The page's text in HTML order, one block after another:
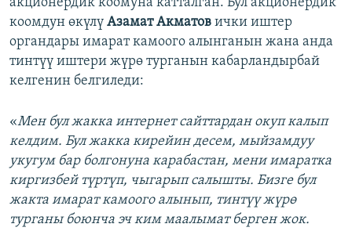
коомдун өкүлү Азамат Акматов ички иштер
органдары имарат камоого алынганын жана анда
тинтүү иштери жүрө турганын кабарландырбай
келгенин белгиледи:
«Мен бул жакка интернет сайттардан окуп калып
келдим. Бул жакка кирейин десем, мыйзамдуу
укугум бар болгонуна карабастан, мени имаратка
киргизбей түртүп, чыгарып салышты. Бизге бул
жакта имарат камоого алынып, тинтүү жүрө
турганы боюнча эч ким маалымат берген жок.